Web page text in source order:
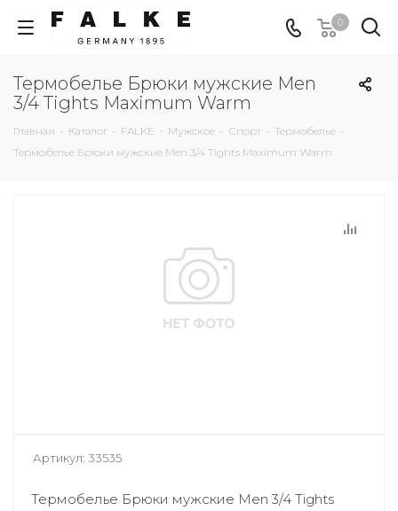
0
Термобелье Брюки мужские Men
3/4 Tights Maximum Warm
Главная - Каталог - FALKE - Мужское - Спорт - Термобелье -
Термобелье Брюки мужские Men 3/4 Tights Maximum Warm
Артикул: 33535
Термобелье Брюки мужские Men 3/4 Tights